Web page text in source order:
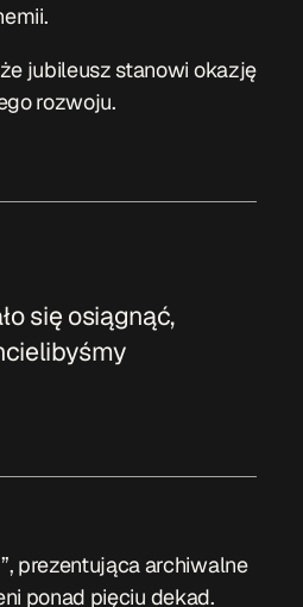
jubileusz stanowi okazję
rozwoju.
się osiągnąć,
prezentująca archiwalne
ponad pięciu dekad.